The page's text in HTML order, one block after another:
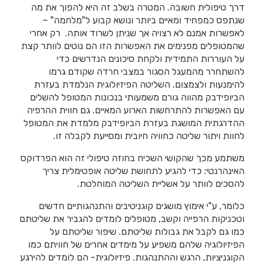
דרך טיפולית חשובה. המטרה בשלב זה היא להפוך את מה
שנתפס כמפחיד ומאיים ביותר ונושא קבוע ל"מלחמה" –
לאפשרות אמנם לא רצויה אך שניתן לשרוד אותה. רק אחרי
שהמטופלים מפנימים את האפשרות הזו הם נוטים לוותר קצת
על העוררות התמידית ולקחת סיכונים הנדרשים כדי
להשתחרר מהמעגל הסגור במצבי חרדה שקודם גרמו
להימנעות ולצמצום. השליטה הפיזיולוגית הנלמדת בעזרת
הביופידבק מהווה גורם משמעותי בנכונות המטופל להשלים
עם האפשרות להתרחשות הארוע המאיים. גם חווית ההרפיה
ההדרגתית המושגת בעזרת הביופידבק מלמדת את המטופל
לחוות ויתור שליטה כחוויה חיובית ומסייעת לקבלה זו.
משתמע מכך שהקושי השכיח בחוזה טיפולי זה הוא הפרדוקס
האינהרנטי: כדי להגיע לתחושת שליטה אופטימלית צריך
להסכים לוותר על אשליית השליטה המוחלטת.
כלומר, ע"י אימוץ מושגים קוגניטיבים והתנהגותיים חדשים
וטכניקות הרפייה וקשב, מטופלים לומדים להגביר את שליטתם
כמו גם לקבל את גבולות שליטתם. שיפור שליטתם על
הפיזיולוגיה שלהם משפיע על מימדים אחרים של חוויתם כמו
הקוגניציות, הרגש וההתנהגות. פיזיולוגית- הם לומדים להירגע